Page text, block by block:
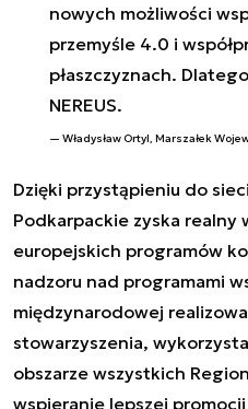
nowych możliwości
przemyśle 4.0 i
płaszczyznach.
NEREUS.
Władysław Ortyl, Marszałek
Dzięki przystąpieniu do
Podkarpackie zyska realny
europejskich programów
nadzoru nad programami
międzynarodowej
stowarzyszenia,
obszarze wszystkich
wspieranie lepszej